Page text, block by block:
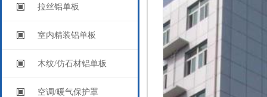
拉丝铝单板
室内精装铝单板
木纹/仿石材铝单板
空调/暖气保护罩